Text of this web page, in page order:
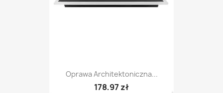
Oprawa Architektoniczna...
178,97 zł